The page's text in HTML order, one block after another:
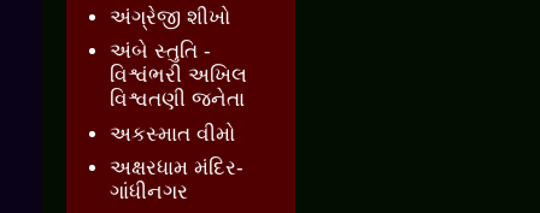
અંગ્રેજી શીખો
અંબે સ્તુતિ -
વિશ્વંભરી અખિલ
વિશ્વતણી જનેતા
અકસ્માત વીમો
અક્ષરધામ મંદિર-
ગાંધીનગર